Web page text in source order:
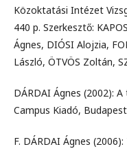
Közoktatási Intézet
440 p. Szerkesztő:
Ágnes, DIÓSI Alojzia,
László, ÖTVÖS Zoltán,
DÁRDAI Ágnes (2002):
Campus Kiadó,
F. DÁRDAI Ágnes